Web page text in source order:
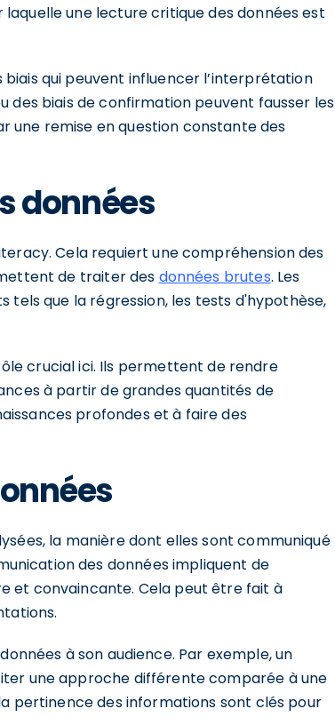
une lecture critique des données est
qui peuvent influencer l’interprétation
des biais de confirmation peuvent fausser les
une remise en question constante des
données
Cela requiert une compréhension des
de traiter des données brutes. Les
tels que la régression, les tests d'hypothèse,
crucial ici. Ils permettent de rendre
à partir de grandes quantités de
profondes et à faire des
la manière dont elles sont communiqué
des données impliquent de
et convaincante. Cela peut être fait à
à son audience. Par exemple, un
une approche différente comparée à une
pertinence des informations sont clés pour